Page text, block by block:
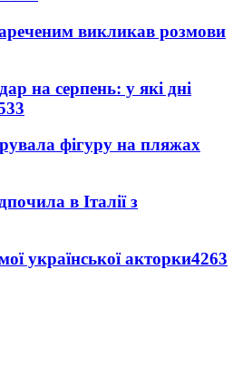
викликав розмови
на серпень: у які дні
фігуру на пляжах
в Італії з
української акторки4263